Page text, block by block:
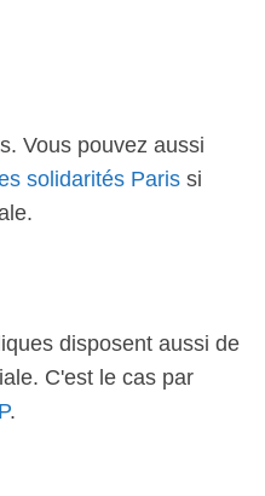
Vous pouvez aussi
solidarités Paris si
disposent aussi de
C'est le cas par
.